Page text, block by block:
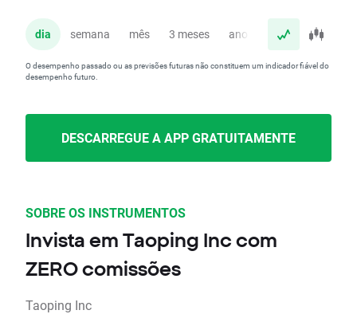
dia semana mês 3 meses ano
O desempenho passado ou as previsões futuras não constituem um indicador fiável do
desempenho futuro.
DESCARREGUE A APP GRATUITAMENTE
SOBRE OS INSTRUMENTOS
Invista em Taoping Inc com
ZERO comissões
Taoping Inc